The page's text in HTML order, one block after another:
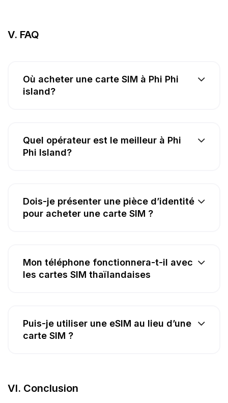
V. FAQ
Où acheter une carte SIM à Phi Phi
island?
Quel opérateur est le meilleur à Phi
Phi Island?
Dois-je présenter une pièce d’identité
pour acheter une carte SIM ?
Mon téléphone fonctionnera-t-il avec
les cartes SIM thaïlandaises
Puis-je utiliser une eSIM au lieu d’une
carte SIM ?
VI. Conclusion